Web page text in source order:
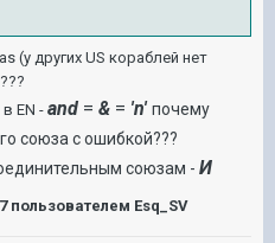
(у других US кораблей нет
EN - and = & = 'n'почему
союза с ошибкой???
союзам - И
пользователем Esq_SV